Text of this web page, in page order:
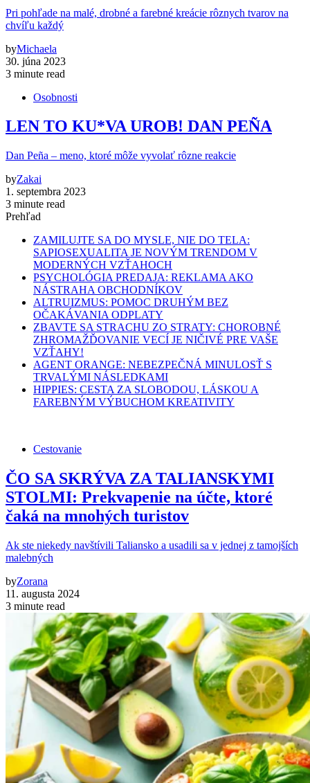
Pri pohľade na malé, drobné a farebné kreácie rôznych tvarov na
chvíľu každý
byMichaela
30. júna 2023
3 minute read
Osobnosti
LEN TO KU*VA UROB! DAN PEÑA
Dan Peña – meno, ktoré môže vyvolať rôzne reakcie
byZakai
1. septembra 2023
3 minute read
Prehľad
ZAMILUJTE SA DO MYSLE, NIE DO TELA:
SAPIOSEXUALITA JE NOVÝM TRENDOM V
MODERNÝCH VZŤAHOCH
PSYCHOLÓGIA PREDAJA: REKLAMA AKO
NÁSTRAHA OBCHODNÍKOV
ALTRUIZMUS: POMOC DRUHÝM BEZ
OČAKÁVANIA ODPLATY
ZBAVTE SA STRACHU ZO STRATY: CHOROBNÉ
ZHROMAŽĎOVANIE VECÍ JE NIČIVÉ PRE VAŠE
VZŤAHY!
AGENT ORANGE: NEBEZPEČNÁ MINULOSŤ S
TRVALÝMI NÁSLEDKAMI
HIPPIES: CESTA ZA SLOBODOU, LÁSKOU A
FAREBNÝM VÝBUCHOM KREATIVITY
Cestovanie
ČO SA SKRÝVA ZA TALIANSKYMI
STOLMI: Prekvapenie na účte, ktoré
čaká na mnohých turistov
Ak ste niekedy navštívili Taliansko a usadili sa v jednej z tamojších
malebných
byZorana
11. augusta 2024
3 minute read